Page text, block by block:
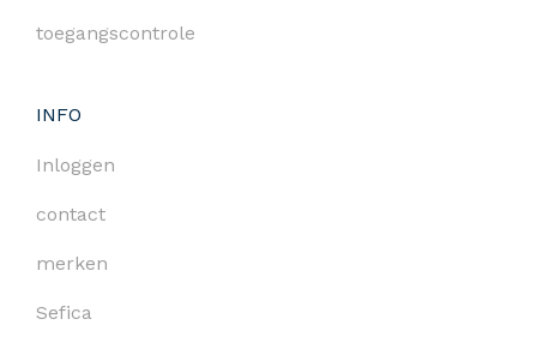
toegangscontrole
INFO
Inloggen
contact
merken
Sefica